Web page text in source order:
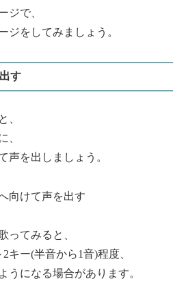
ジで、
ジをしてみましょう。
す
、
、
声を出しましょう。
向けて声を出す
ってみると、
キー(半音から1音)程度、
うになる場合があります。